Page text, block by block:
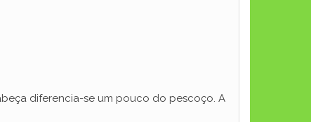
diferencia-se um pouco do pescoço. A